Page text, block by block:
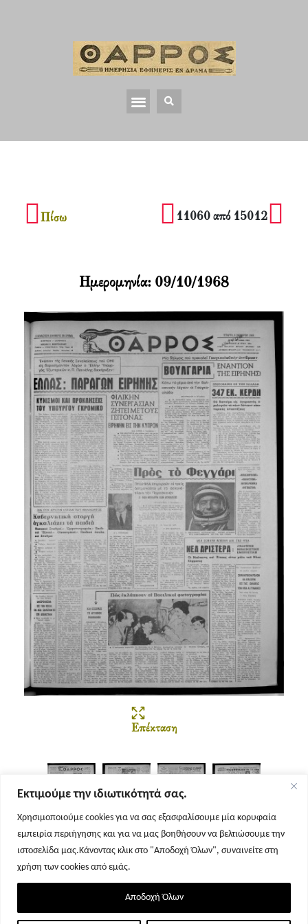
Εκτιμούμε την ιδιωτικότητά σας.
Χρησιμοποιούμε cookies για να σας εξασφαλίσουμε μία κορυφαία
εμπειρία περιήγησης και για να μας βοηθήσουν να βελτιώσουμε την
ιστοσελίδα μας.Κάνοντας κλικ στο "Αποδοχή Όλων", συναινείτε στη
χρήση των cookies από εμάς.
Αποδοχή Όλων
Πίσω 11060 από 15012
Επέκταση
Σελίδα 1 Σελίδα 2 Σελίδα 3 Σελίδα 4
Ημερομηνία: 09/10/1968